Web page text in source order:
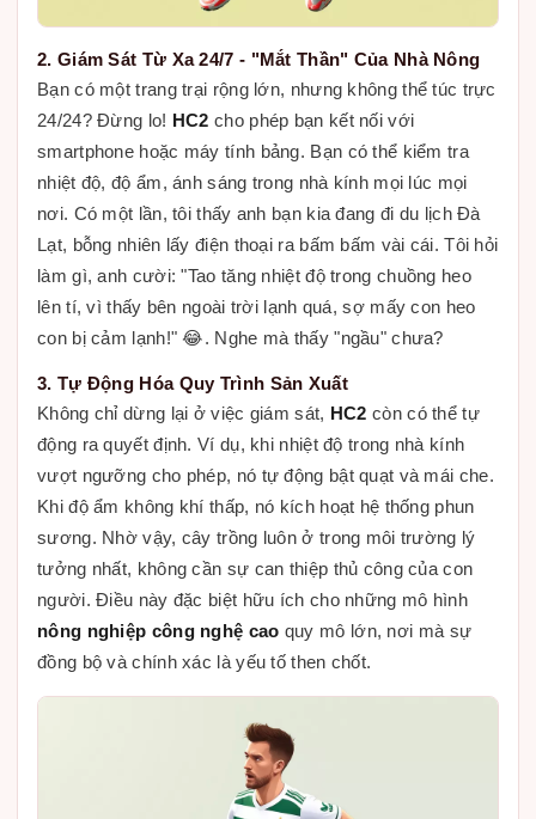
2. Giám Sát Từ Xa 24/7 - "Mắt Thần" Của Nhà Nông
Bạn có một trang trại rộng lớn, nhưng không thể túc trực
24/24? Đừng lo! HC2 cho phép bạn kết nối với
smartphone hoặc máy tính bảng. Bạn có thể kiểm tra
nhiệt độ, độ ẩm, ánh sáng trong nhà kính mọi lúc mọi
nơi. Có một lần, tôi thấy anh bạn kia đang đi du lịch Đà
Lạt, bỗng nhiên lấy điện thoại ra bấm bấm vài cái. Tôi hỏi
làm gì, anh cười: "Tao tăng nhiệt độ trong chuồng heo
lên tí, vì thấy bên ngoài trời lạnh quá, sợ mấy con heo
con bị cảm lạnh!" 😂. Nghe mà thấy "ngầu" chưa?
3. Tự Động Hóa Quy Trình Sản Xuất
Không chỉ dừng lại ở việc giám sát, HC2 còn có thể tự
động ra quyết định. Ví dụ, khi nhiệt độ trong nhà kính
vượt ngưỡng cho phép, nó tự động bật quạt và mái che.
Khi độ ẩm không khí thấp, nó kích hoạt hệ thống phun
sương. Nhờ vậy, cây trồng luôn ở trong môi trường lý
tưởng nhất, không cần sự can thiệp thủ công của con
người. Điều này đặc biệt hữu ích cho những mô hình
nông nghiệp công nghệ cao quy mô lớn, nơi mà sự
đồng bộ và chính xác là yếu tố then chốt.